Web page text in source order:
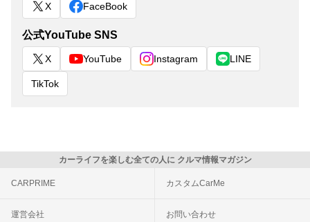
X FaceBook
公式YouTube SNS
X YouTube Instagram LINE
TikTok
カーライフを楽しむ全ての人に クルマ情報マガジン
CARPRIME カスタムCarMe
運営会社 お問い合わせ